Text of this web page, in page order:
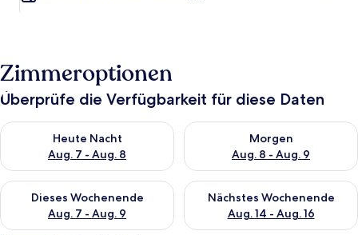
Zimmeroptionen
Überprüfe die Verfügbarkeit für diese Daten
Heute Nacht
Aug. 7 - Aug. 8
Überprüfe die Verfügbarkeit für heute Nacht, Aug. 7 - Aug. 8.
Morgen
Aug. 8 - Aug. 9
Überprüfe die Verfügbarkeit
Dieses Wochenende
Aug. 7 - Aug. 9
Überprüfe die Verfügbarkeit für dieses Wochenende, Aug. 7
Nächstes Wochenende
Aug. 14 - Aug. 16
Überprüfe die Verfügbarkeit